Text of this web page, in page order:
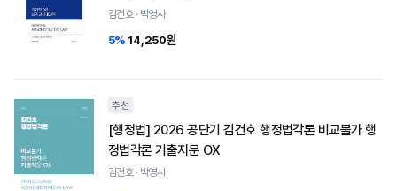
김건호 · 박영사
5% 14,250원
추천
[행정법] 2026 공단기 김건호 행정법각론 비교불가 행
정법각론 기출지문 OX
김건호 · 박영사